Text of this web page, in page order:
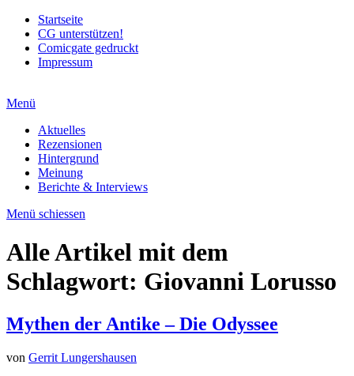
Startseite
CG unterstützen!
Comicgate gedruckt
Impressum
Menü
Aktuelles
Rezensionen
Hintergrund
Meinung
Berichte & Interviews
Menü schiessen
Alle Artikel mit dem
Schlagwort: Giovanni Lorusso
Mythen der Antike – Die Odyssee
von Gerrit Lungershausen